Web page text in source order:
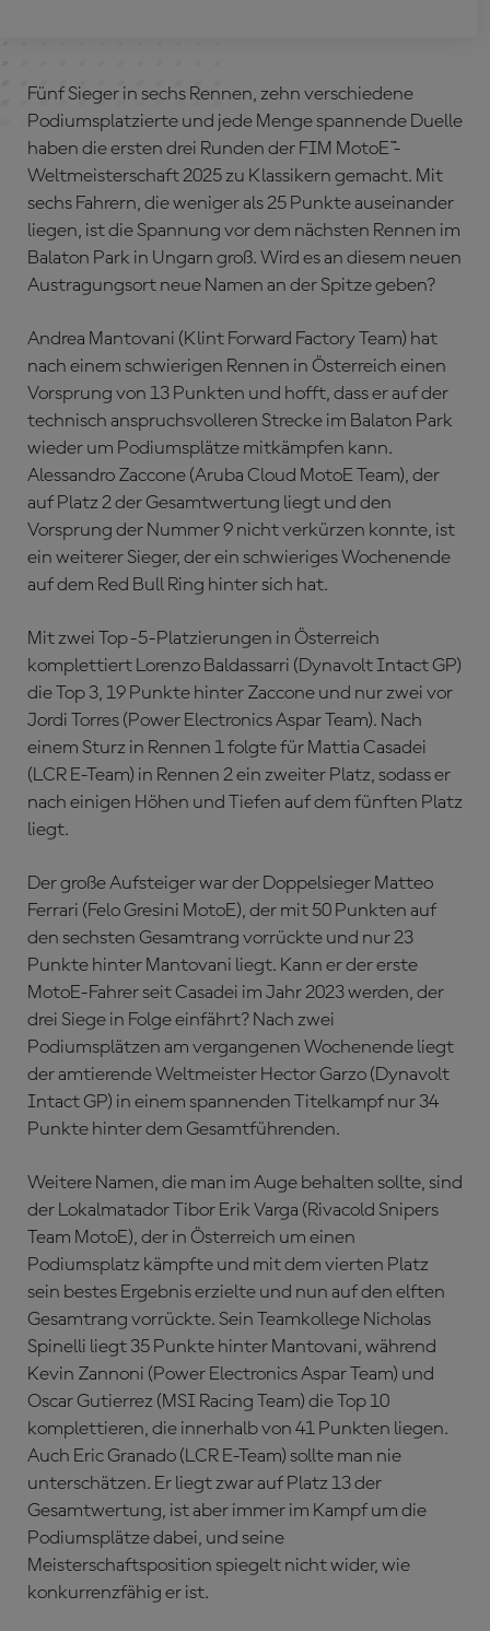
Fünf Sieger in sechs Rennen, zehn verschiedene
Podiumsplatzierte und jede Menge spannende Duelle
haben die ersten drei Runden der FIM MotoE™-
Weltmeisterschaft 2025 zu Klassikern gemacht. Mit
sechs Fahrern, die weniger als 25 Punkte auseinander
liegen, ist die Spannung vor dem nächsten Rennen im
Balaton Park in Ungarn groß. Wird es an diesem neuen
Austragungsort neue Namen an der Spitze geben?
Andrea Mantovani (Klint Forward Factory Team) hat
nach einem schwierigen Rennen in Österreich einen
Vorsprung von 13 Punkten und hofft, dass er auf der
technisch anspruchsvolleren Strecke im Balaton Park
wieder um Podiumsplätze mitkämpfen kann.
Alessandro Zaccone (Aruba Cloud MotoE Team), der
auf Platz 2 der Gesamtwertung liegt und den
Vorsprung der Nummer 9 nicht verkürzen konnte, ist
ein weiterer Sieger, der ein schwieriges Wochenende
auf dem Red Bull Ring hinter sich hat.
Mit zwei Top-5-Platzierungen in Österreich
komplettiert Lorenzo Baldassarri (Dynavolt Intact GP)
die Top 3, 19 Punkte hinter Zaccone und nur zwei vor
Jordi Torres (Power Electronics Aspar Team). Nach
einem Sturz in Rennen 1 folgte für Mattia Casadei
(LCR E-Team) in Rennen 2 ein zweiter Platz, sodass er
nach einigen Höhen und Tiefen auf dem fünften Platz
liegt.
Der große Aufsteiger war der Doppelsieger Matteo
Ferrari (Felo Gresini MotoE), der mit 50 Punkten auf
den sechsten Gesamtrang vorrückte und nur 23
Punkte hinter Mantovani liegt. Kann er der erste
MotoE-Fahrer seit Casadei im Jahr 2023 werden, der
drei Siege in Folge einfährt? Nach zwei
Podiumsplätzen am vergangenen Wochenende liegt
der amtierende Weltmeister Hector Garzo (Dynavolt
Intact GP) in einem spannenden Titelkampf nur 34
Punkte hinter dem Gesamtführenden.
Weitere Namen, die man im Auge behalten sollte, sind
der Lokalmatador Tibor Erik Varga (Rivacold Snipers
Team MotoE), der in Österreich um einen
Podiumsplatz kämpfte und mit dem vierten Platz
sein bestes Ergebnis erzielte und nun auf den elften
Gesamtrang vorrückte. Sein Teamkollege Nicholas
Spinelli liegt 35 Punkte hinter Mantovani, während
Kevin Zannoni (Power Electronics Aspar Team) und
Oscar Gutierrez (MSI Racing Team) die Top 10
komplettieren, die innerhalb von 41 Punkten liegen.
Auch Eric Granado (LCR E-Team) sollte man nie
unterschätzen. Er liegt zwar auf Platz 13 der
Gesamtwertung, ist aber immer im Kampf um die
Podiumsplätze dabei, und seine
Meisterschaftsposition spiegelt nicht wider, wie
konkurrenzfähig er ist.